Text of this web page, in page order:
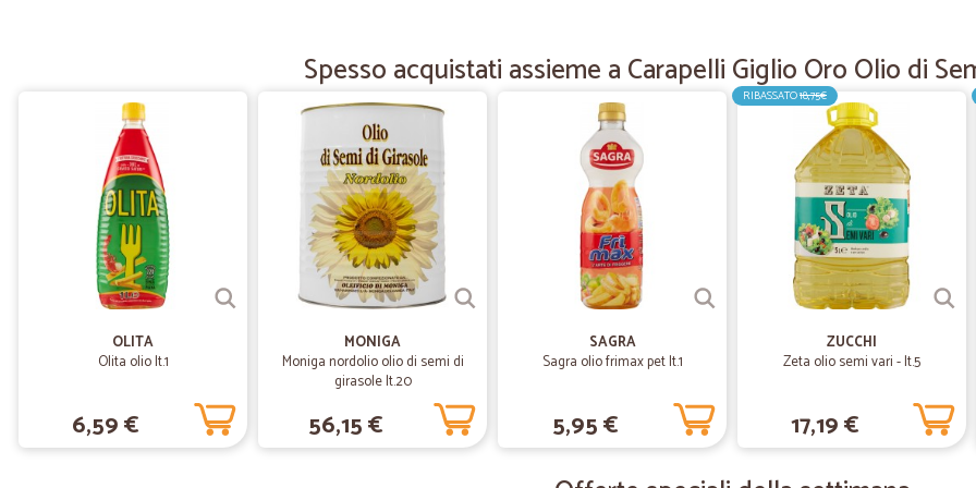
Tutto ok.
Tutto ok. Consigliato
—Roberto I.
Veloci nella consegna
Assortimento veramente vasto.
Fabio E.
Semplicemente molto
Semplicemente molto soddisfatto
Spesso acquistati assieme a Carapelli Giglio Oro Olio di
OLITA
Olita olio lt.1
6,59 €
MONIGA
Moniga nordolio olio di semi di
girasole lt.20
56,15 €
SAGRA
Sagra olio frimax pet lt.1
5,95 €
RIBASSATO18,75€
ZUCCHI
Zeta olio semi vari - lt.5
17,19 €